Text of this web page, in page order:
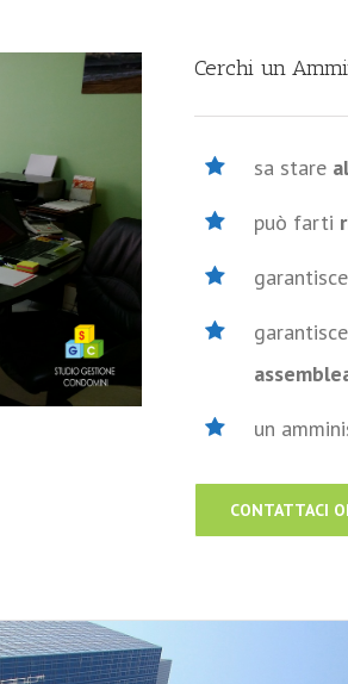
Cerchi un
sa stare
può farti
un
CONTATTACI